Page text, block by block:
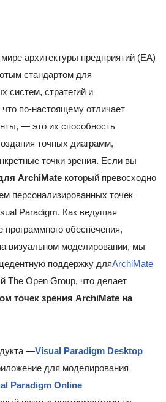
архитектуры предприятий (EA)
стандартом для
систем, стратегий и
по-настоящему отличает
— это их способность
точных диаграмм,
точки зрения. Если вы
ArchiMate который превосходно
персонализированных точек
Paradigm. Как ведущая
программного обеспечения,
визуальном моделировании, мы
поддержку дляArchiMate
The Open Group, что делает
точек зрения ArchiMate на
—Visual Paradigm Desktop
для моделирования
Paradigm Online